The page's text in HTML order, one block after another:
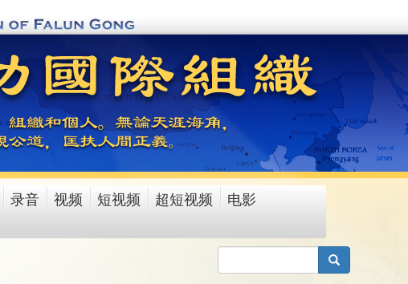
录音 视频 短视频 超短视频
电影
搜索